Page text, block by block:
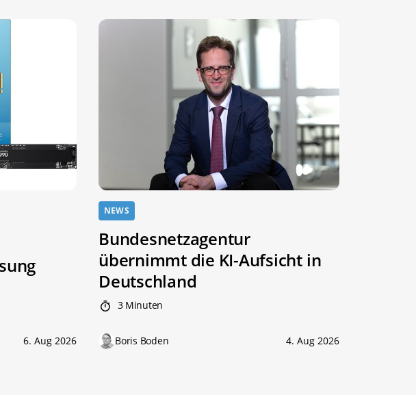
6. Aug 2026
NEWS
Bundesnetzagentur
übernimmt die KI-Aufsicht in
Deutschland
3 Minuten
Boris Boden 4. Aug 2026